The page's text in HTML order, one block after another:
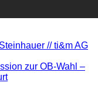
// ti&m AG
zur OB-Wahl –